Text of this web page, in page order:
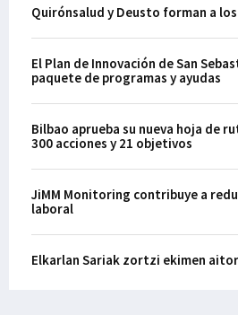
Quirónsalud y Deusto forman a
El Plan de Innovación de San
paquete de programas y ayudas
Bilbao aprueba su nueva hoja de
300 acciones y 21 objetivos
JiMM Monitoring contribuye a
laboral
Elkarlan Sariak zortzi ekimen